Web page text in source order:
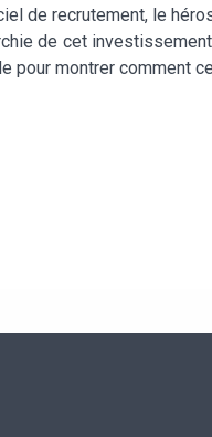
de recrutement, le
de cet
pour montrer comment